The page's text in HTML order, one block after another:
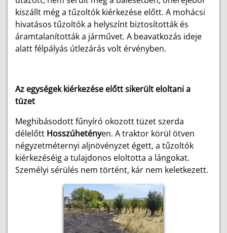
kiszállt még a tűzoltók kiérkezése előtt. A mohácsi
hivatásos tűzoltók a helyszínt biztosították és
áramtalanították a járművet. A beavatkozás ideje
alatt félpályás útlezárás volt érvényben.
Az egységek kiérkezése előtt sikerült eloltani a
tüzet
Meghibásodott fűnyíró okozott tüzet szerda
délelőtt Hosszúhetényen. A traktor körül ötven
négyzetméternyi aljnövényzet égett, a tűzoltók
kiérkezéséig a tulajdonos eloltotta a lángokat.
Személyi sérülés nem történt, kár nem keletkezett.